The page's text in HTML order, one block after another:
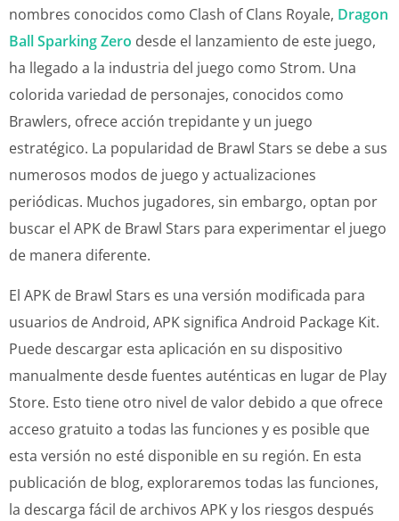
nombres conocidos como Clash of Clans Royale, Dragon
Ball Sparking Zero desde el lanzamiento de este juego,
ha llegado a la industria del juego como Strom. Una
colorida variedad de personajes, conocidos como
Brawlers, ofrece acción trepidante y un juego
estratégico. La popularidad de Brawl Stars se debe a sus
numerosos modos de juego y actualizaciones
periódicas. Muchos jugadores, sin embargo, optan por
buscar el APK de Brawl Stars para experimentar el juego
de manera diferente.
El APK de Brawl Stars es una versión modificada para
usuarios de Android, APK significa Android Package Kit.
Puede descargar esta aplicación en su dispositivo
manualmente desde fuentes auténticas en lugar de Play
Store. Esto tiene otro nivel de valor debido a que ofrece
acceso gratuito a todas las funciones y es posible que
esta versión no esté disponible en su región. En esta
publicación de blog, exploraremos todas las funciones,
la descarga fácil de archivos APK y los riesgos después